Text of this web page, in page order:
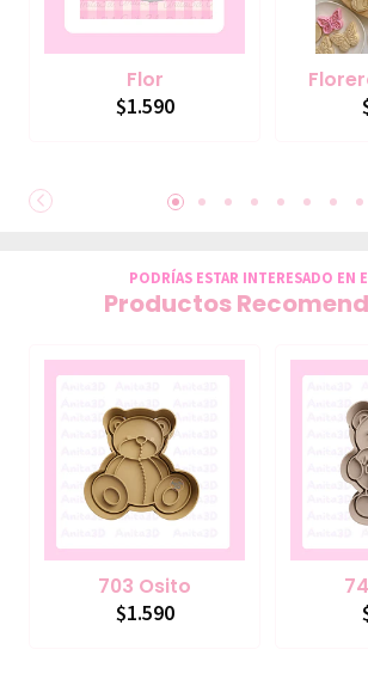
Flor
$1.590
PODRÍAS ESTAR INTERESADO EN
Productos
703 Osito
$1.590